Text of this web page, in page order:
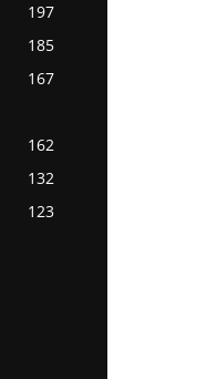
197
185
167
162
132
123